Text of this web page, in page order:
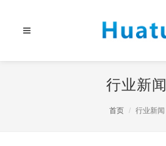
行业新闻
首页 行业新闻